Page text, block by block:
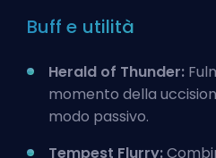
Buff e utilità
Herald of Thunder:
momento della
modo passivo.
Tempest Flurry: